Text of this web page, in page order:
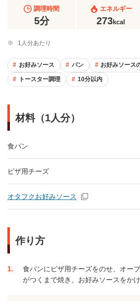
調理時間
5分
エネルギー
273kcal
※ 1人分あたり
お好みソース パン お好みソース
トースター調理 10分以内
材料（1人分）
食パン
ピザ用チーズ
オタフクお好みソース
作り方
1
食パンにピザ用チーズをのせ、オー
がつくまで焼き、お好みソースをかけ